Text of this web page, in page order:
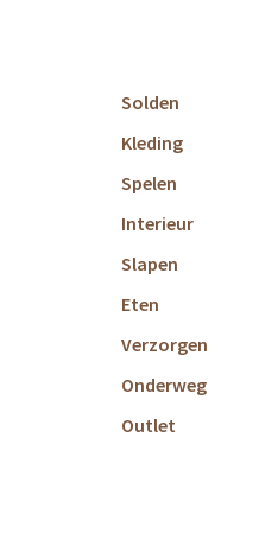
Solden
Kleding
Spelen
Interieur
Slapen
Eten
Verzorgen
Onderweg
Outlet